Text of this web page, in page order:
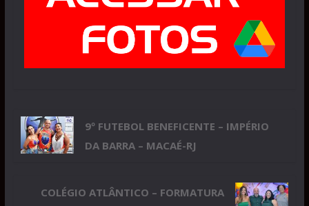
9º FUTEBOL BENEFICENTE – IMPÉRIO
DA BARRA – MACAÉ-RJ
COLÉGIO ATLÂNTICO – FORMATURA